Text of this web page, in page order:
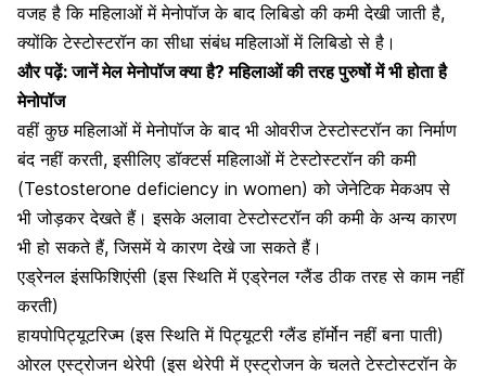
वजह है कि महिलाओं मेंमेनोपॉज के बाद लिबिडो की कमी देखी जाती है,
क्योंकि टेस्टोस्टरॉन का सीधा संबंध महिलाओं में लिबिडो से है।
और पढ़ें:जानें मेल मेनोपॉज क्या है? महिलाओं की तरह पुरुषों में भी होता है
मेनोपॉज
वहीं कुछ महिलाओं में मेनोपॉज के बाद भी ओवरीज टेस्टोस्टरॉन का निर्माण
बंद नहीं करती, इसीलिए डॉक्टर्स महिलाओं में टेस्टोस्टरॉन की कमी
(Testosterone deficiency in women) को जेनेटिक मेकअप से
भी जोड़कर देखते हैं। इसके अलावा टेस्टोस्टरॉन की कमी के अन्य कारण
भी हो सकते हैं, जिसमें ये कारण देखे जा सकते हैं।
एड्रेनल इंसफिशिएंसी (इस स्थिति में एड्रेनल ग्लैंड ठीक तरह से काम नहीं
करती)
हायपोपिट्यूटरिज्म (इस स्थिति में पिट्यूटरी ग्लैंड हॉर्मोन नहीं बना पाती)
ओरल एस्ट्रोजन थेरेपी (इस थेरेपी में एस्ट्रोजन के चलते टेस्टोस्टरॉन के